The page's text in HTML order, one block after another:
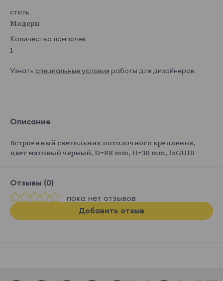
стиль
Модерн
Количество лампочек
1
Узнать специальные условия работы для дизайнеров.
Описание
Встроенный светильник потолочного крепления,
цвет матовый черный, D=88 mm, H=30 mm, 1хGU10
Отзывы (0)
пока нет отзывов
Добавить отзыв